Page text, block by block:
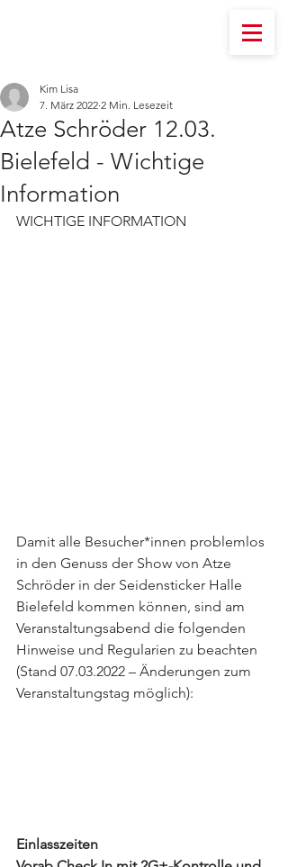
Atze Schröder 12.03.
Bielefeld - Wichtige
Information
Kim Lisa
7. März 2022 2 Min. Lesezeit
WICHTIGE INFORMATION
Damit alle Besucher*innen problemlos
in den Genuss der Show von Atze
Schröder in der Seidensticker Halle
Bielefeld kommen können, sind am
Veranstaltungsabend die folgenden
Hinweise und Regularien zu beachten
(Stand 07.03.2022 – Änderungen zum
Veranstaltungstag möglich):
Einlasszeiten